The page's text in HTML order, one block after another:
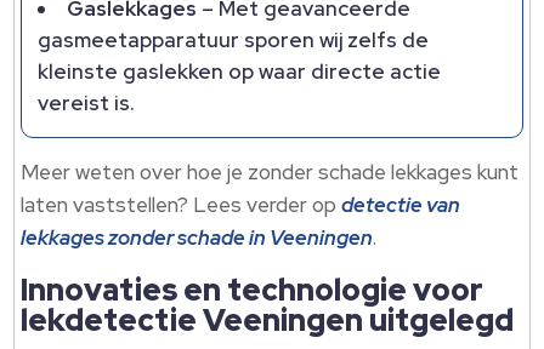
Gaslekkages – Met geavanceerde
gasmeetapparatuur sporen wij zelfs de
kleinste gaslekken op waar directe actie
vereist is.
Meer weten over hoe je zonder schade lekkages kunt
laten vaststellen? Lees verder opdetectie van
lekkages zonder schade in Veeningen.
Innovaties en technologie voor
lekdetectie Veeningen uitgelegd